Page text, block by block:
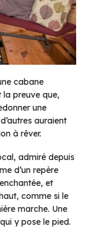
cabane
la preuve que,
une
auraient
à rêver.
admiré depuis
d’un repère
et
comme si le
marche. Une
y pose le pied.